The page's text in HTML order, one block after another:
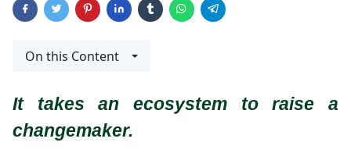
On this Content
It takes an ecosystem to raise a
changemaker.